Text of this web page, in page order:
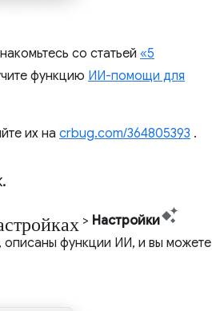
со статьей «5
функцию ИИ-помощи для
их на crbug.com/364805393 .
.
> Настройки
функции ИИ, и вы можете